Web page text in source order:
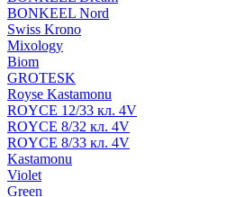
BONKEEL Nord
Swiss Krono
Mixology
Biom
GROTESK
Royse Kastamonu
ROYCE 12/33 кл. 4V
ROYCE 8/32 кл. 4V
ROYCE 8/33 кл. 4V
Kastamonu
Violet
Green